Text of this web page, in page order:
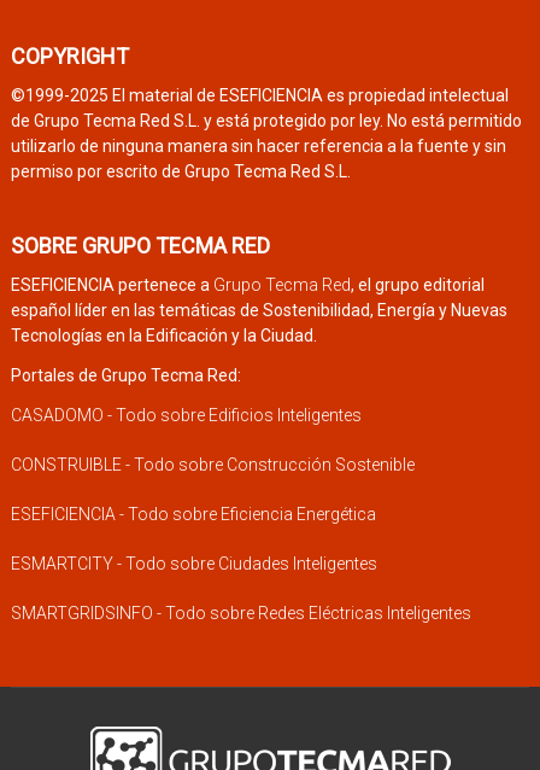
COPYRIGHT
©1999-2025 El material de ESEFICIENCIA es propiedad intelectual
de Grupo Tecma Red S.L. y está protegido por ley. No está permitido
utilizarlo de ninguna manera sin hacer referencia a la fuente y sin
permiso por escrito de Grupo Tecma Red S.L.
SOBRE GRUPO TECMA RED
ESEFICIENCIA pertenece a Grupo Tecma Red, el grupo editorial
español líder en las temáticas de Sostenibilidad, Energía y Nuevas
Tecnologías en la Edificación y la Ciudad.
Portales de Grupo Tecma Red:
CASADOMO - Todo sobre Edificios Inteligentes
CONSTRUIBLE - Todo sobre Construcción Sostenible
ESEFICIENCIA - Todo sobre Eficiencia Energética
ESMARTCITY - Todo sobre Ciudades Inteligentes
SMARTGRIDSINFO - Todo sobre Redes Eléctricas Inteligentes